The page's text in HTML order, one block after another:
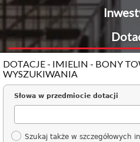
DOTACJE - IMIELIN - BONY
WYSZUKIWANIA
Słowa w przedmiocie dotacji
Szukaj także w szczegółowych